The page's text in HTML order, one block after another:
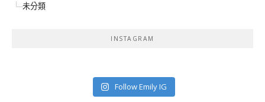
未分類
INSTAGRAM
Follow Emily IG